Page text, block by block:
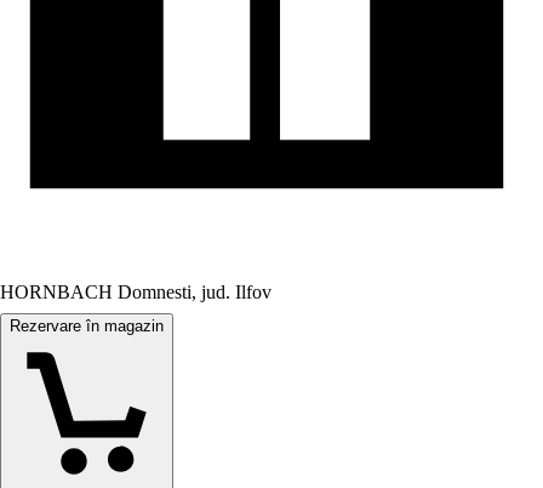
HORNBACH Domnesti, jud. Ilfov
Rezervare în magazin